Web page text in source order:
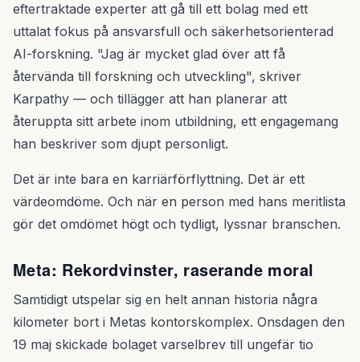
eftertraktade experter att gå till ett bolag med ett
uttalat fokus på ansvarsfull och säkerhetsorienterad
AI-forskning. "Jag är mycket glad över att få
återvända till forskning och utveckling", skriver
Karpathy — och tillägger att han planerar att
återuppta sitt arbete inom utbildning, ett engagemang
han beskriver som djupt personligt.
Det är inte bara en karriärförflyttning. Det är ett
värdeomdöme. Och när en person med hans meritlista
gör det omdömet högt och tydligt, lyssnar branschen.
Meta: Rekordvinster, raserande moral
Samtidigt utspelar sig en helt annan historia några
kilometer bort i Metas kontorskomplex. Onsdagen den
19 maj skickade bolaget varselbrev till ungefär tio